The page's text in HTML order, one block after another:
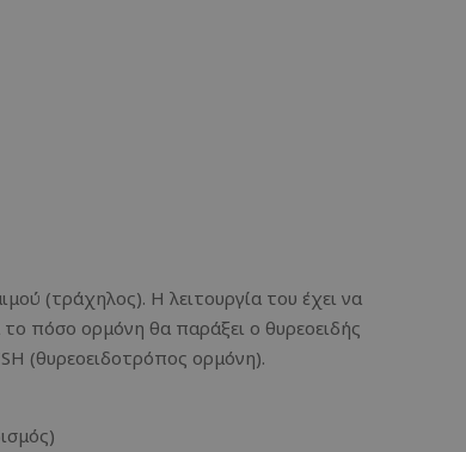
(τράχηλος). Η λειτουργία του έχει να
πόσο ορμόνη θα παράξει ο θυρεοειδής
(θυρεοειδοτρόπος ορμόνη).